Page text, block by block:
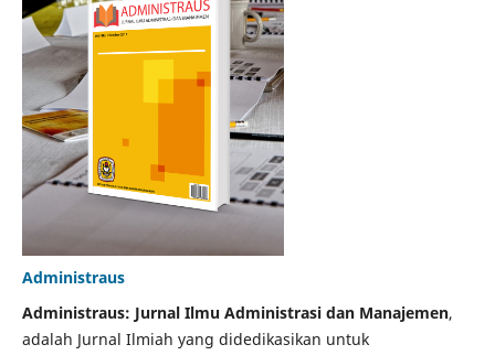
Administraus
Administraus: Jurnal Ilmu Administrasi dan Manajemen,
adalah Jurnal Ilmiah yang didedikasikan untuk